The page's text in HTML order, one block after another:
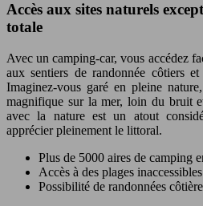
Accès aux sites naturels
totale
Avec un camping-car, vous accédez
aux sentiers de randonnée côtiers
Imaginez-vous garé en pleine
magnifique sur la mer, loin du bruit
avec la nature est un atout
apprécier pleinement le littoral.
Plus de 5000 aires de camping
Accès à des plages
Possibilité de randonnées